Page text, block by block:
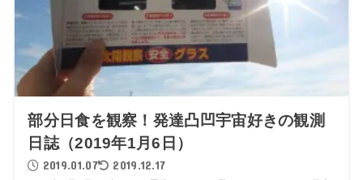
部分日食を観察！発達凸凹宇宙好きの観測
日誌（2019年1月6日）
2019.01.07 2019.12.17